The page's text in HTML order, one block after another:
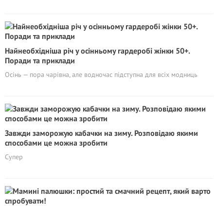
Найнеобхідніша річ у осінньому гардеробі жінки 50+.
Поради та приклади
Осінь — пора чарівна, але водночас підступна для всіх модниць
Завжди заморожую кабачки на зиму. Розповідаю якими
способами це можна зробити
Супер